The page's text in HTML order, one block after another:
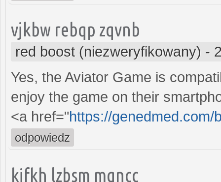
vjkbw rebqp zqvnb
red boost (niezweryfikowany) -
Yes, the Aviator Game is
enjoy the game on their
<a href="https://genedmed.com/
odpowiedz
kifkh lzbsm mqncc